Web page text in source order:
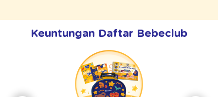
Keuntungan Daftar Bebeclub